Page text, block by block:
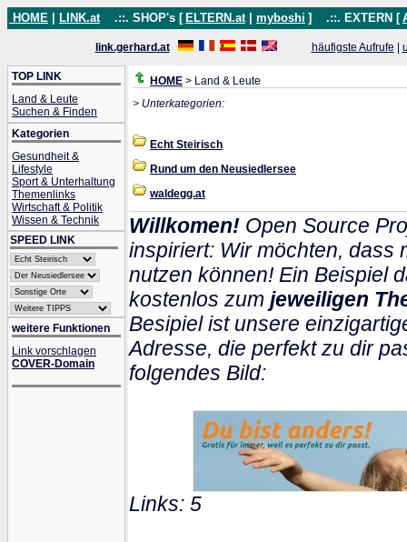
HOME LINK.at .::. SHOP's [ ELTERN.at myboshi ] .::. EXTERN [
link.gerhard.at häufigste Aufrufe
TOP LINK
Land & Leute
Suchen & Finden
Kategorien
Gesundheit &
Lifestyle
Sport & Unterhaltung
Themenlinks
Wirtschaft & Politik
Wissen & Technik
SPEED LINK
weitere Funktionen
Link vorschlagen
COVER-Domain
HOME > Land & Leute
> Unterkategorien:
Echt Steirisch
Rund um den Neusiedlersee
waldegg.at
Willkomen! Open Source
inspiriert: Wir möchten, dass
nutzen können! Ein Beispiel
kostenlos zum jeweiligen
Besipiel ist unsere
Adresse, die perfekt zu dir
folgendes Bild:
Links: 5